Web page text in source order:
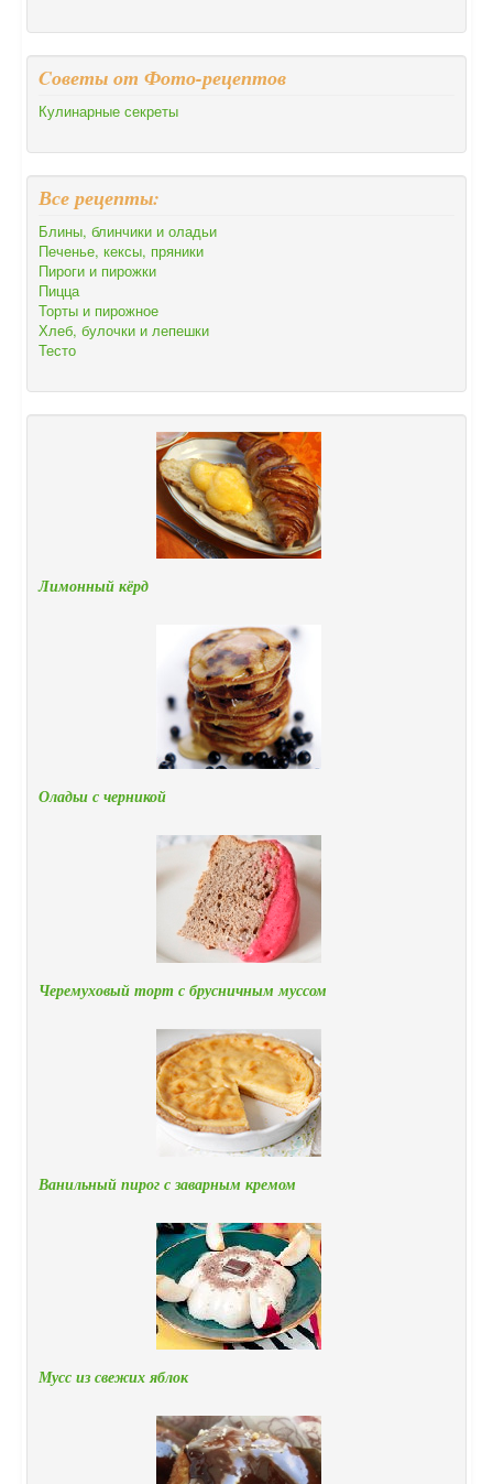
Cоветы от Фото-рецептов
Кулинарные секреты
Все рецепты:
Блины, блинчики и оладьи
Печенье, кексы, пряники
Пироги и пирожки
Пицца
Торты и пирожное
Хлеб, булочки и лепешки
Тесто
Лимонный кёрд
Оладьи с черникой
Черемуховый торт с брусничным муссом
Ванильный пирог с заварным кремом
Мусс из свежих яблок